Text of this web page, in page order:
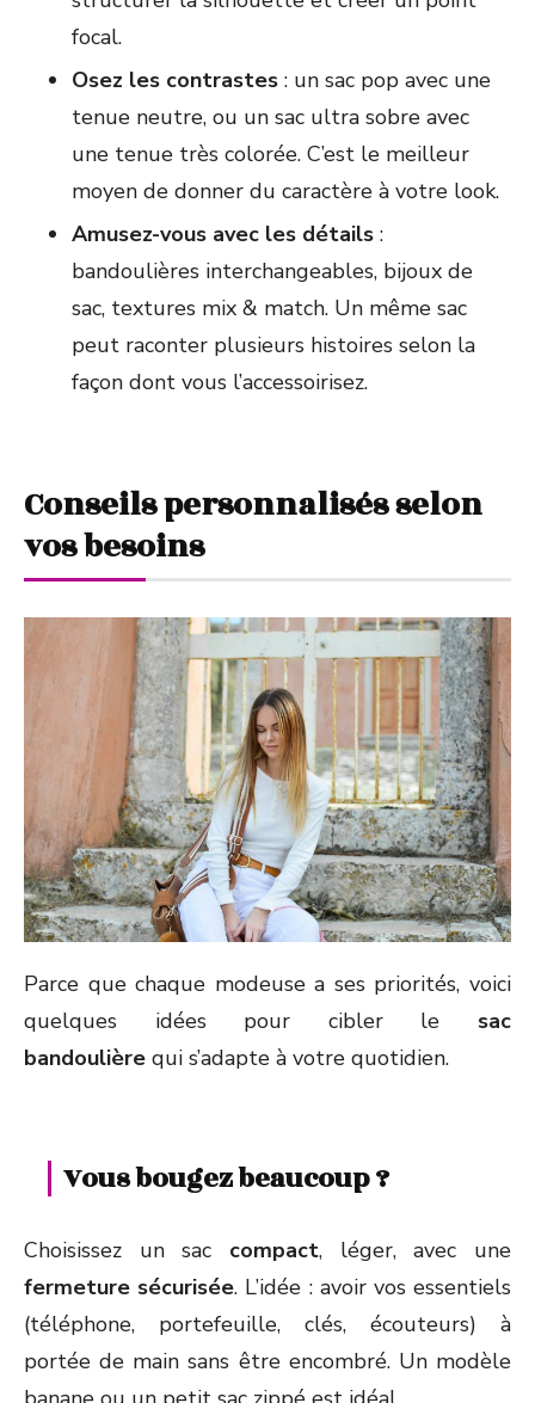
focal.
Osez les contrastes : un sac pop avec une
tenue neutre, ou un sac ultra sobre avec
une tenue très colorée. C’est le meilleur
moyen de donner du caractère à votre look.
Amusez-vous avec les détails :
bandoulières interchangeables, bijoux de
sac, textures mix & match. Un même sac
peut raconter plusieurs histoires selon la
façon dont vous l’accessoirisez.
Conseils personnalisés selon
vos besoins
Parce que chaque modeuse a ses priorités, voici
quelques idées pour cibler le sac
bandoulière qui s’adapte à votre quotidien.
Vous bougez beaucoup ?
Choisissez un sac compact, léger, avec une
fermeture sécurisée. L’idée : avoir vos essentiels
(téléphone, portefeuille, clés, écouteurs) à
portée de main sans être encombré. Un modèle